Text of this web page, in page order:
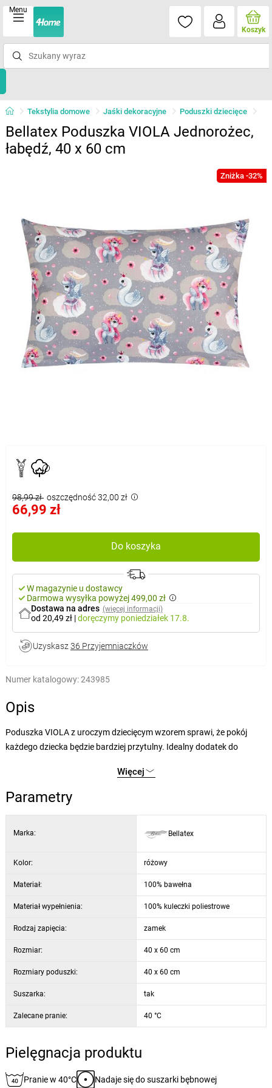
Menu
Koszyk
Tekstylia domowe Jaśki dekoracyjne Poduszki dziecięce
Bellatex Poduszka VIOLA Jednorożec,
łabędź, 40 x 60 cm
Zniżka -32%
98,99 zł oszczędność 32,00 zł
66,99 zł
Do koszyka
W magazynie u dostawcy
Darmowa wysyłka powyżej 499,00 zł
Dostawa na adres (więcej informacji)
od 20,49 zł |doręczymy poniedziałek 17.8.
Uzyskasz 36 Przyjemniaczków
Numer katalogowy:243985
Opis
Poduszka VIOLA z uroczym dziecięcym wzorem sprawi, że pokój
każdego dziecka będzie bardziej przytulny. Idealny dodatek do
Oddzielne wypełnienie wykonane z kulek poliestrowych z włókniny.
nadrukiem i ma zapięcie na zamek błyskawiczny ułatwiające
poglądowy.
Więcej
Parametry
Marka: Bellatex
Kolor: różowy
Materiał: 100% bawełna
Materiał wypełnienia: 100% kuleczki poliestrowe
Rodzaj zapięcia: zamek
Rozmiar: 40 x 60 cm
Rozmiary poduszki: 40 x 60 cm
Suszarka: tak
Zalecane pranie: 40 °C
Pielęgnacja produktu
Pranie w 40°C Nadaje się do suszarki bębnowej